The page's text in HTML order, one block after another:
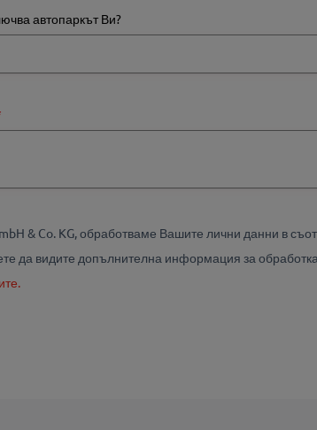
автопаркът Ви?
& Co. KG, обработваме Вашите лични данни в
да видите допълнителна информация за